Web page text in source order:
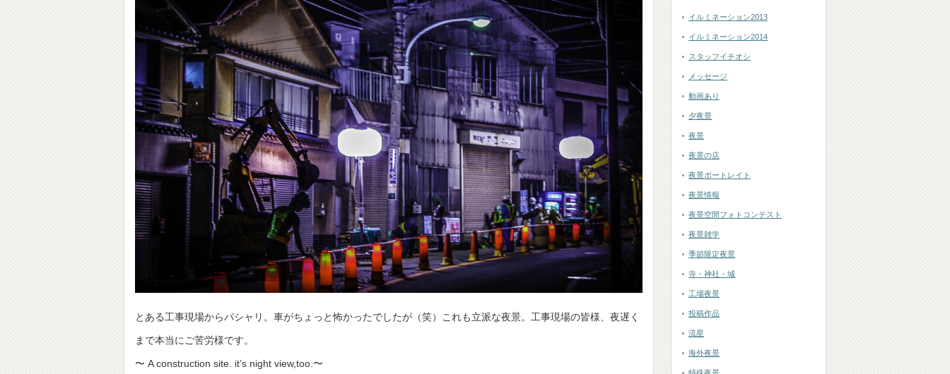
とある工事現場からパシャリ。車がちょっと怖かったでしたが（笑）これも立派な夜景。工事現場の皆様、夜遅く
まで本当にご苦労様です。
〜 A construction site. it’s night view,too.〜
イルミネーション2013
イルミネーション2014
スタッフイチオシ
メッセージ
動画あり
夕夜景
夜景
夜景の店
夜景ポートレイト
夜景情報
夜景空間フォトコンテスト
夜景雑学
季節限定夜景
寺・神社・城
工場夜景
投稿作品
流星
海外夜景